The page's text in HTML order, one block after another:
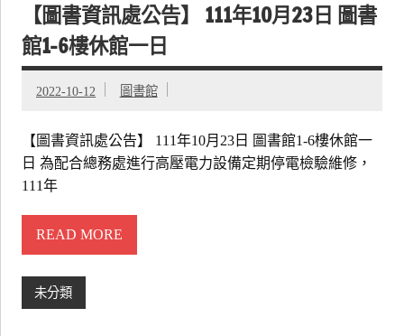
【圖書資訊處公告】 111年10月23日 圖書
館1-6樓休館一日
2022-10-12 圖書館
【圖書資訊處公告】 111年10月23日 圖書館1-6樓休館一
日 為配合總務處進行高壓電力設備定期停電檢驗維修，
111年
READ MORE
未分類